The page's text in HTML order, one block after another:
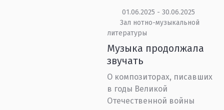
01.06.2025 - 30.06.2025
Зал нотно-музыкальной
литературы
Музыка продолжала
звучать
О композиторах, писавших
в годы Великой
Отечественной войны